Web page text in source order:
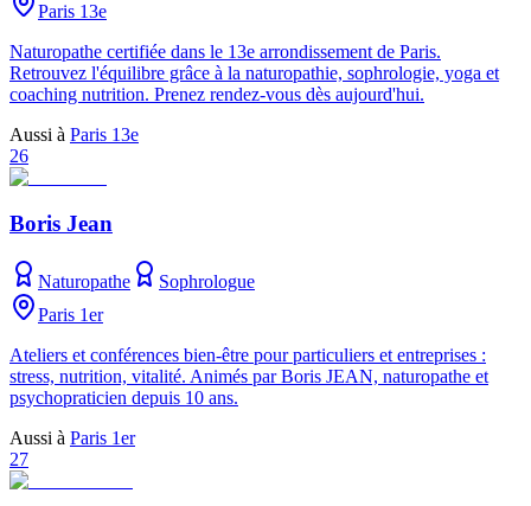
Paris 13e
Naturopathe certifiée dans le 13e arrondissement de Paris.
Retrouvez l'équilibre grâce à la naturopathie, sophrologie, yoga et
coaching nutrition. Prenez rendez-vous dès aujourd'hui.
Aussi à Paris 13e
26
Boris Jean
Naturopathe
Sophrologue
Paris 1er
Ateliers et conférences bien-être pour particuliers et entreprises :
stress, nutrition, vitalité. Animés par Boris JEAN, naturopathe et
psychopraticien depuis 10 ans.
Aussi à Paris 1er
27